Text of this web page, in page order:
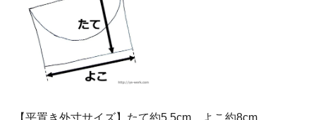
【平置き外寸サイズ】たて約5.5cm、よこ約8cm